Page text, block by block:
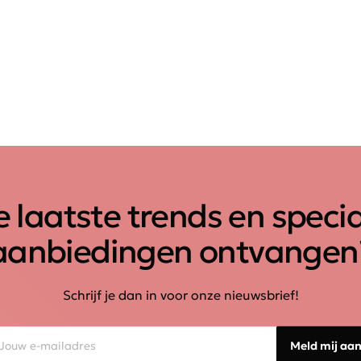
laatste trends en
Schrijf je dan in voor onze nieuwsbrief!
Meld mij aan